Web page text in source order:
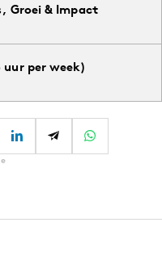
Groei & Impact
per week)